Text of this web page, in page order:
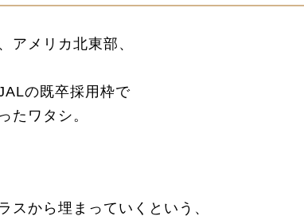
アメリカ北東部、
の既卒採用枠で
たワタシ。
スから埋まっていくという、